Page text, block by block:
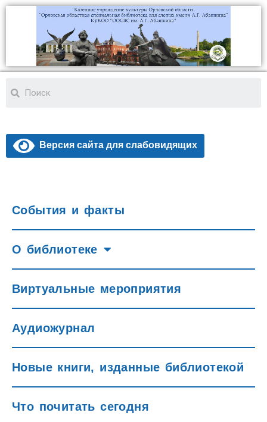
Версия сайта для слабовидящих
События и факты
О библиотеке
Виртуальные мероприятия
Аудиожурнал
Новые книги, изданные библиотекой
Что почитать сегодня